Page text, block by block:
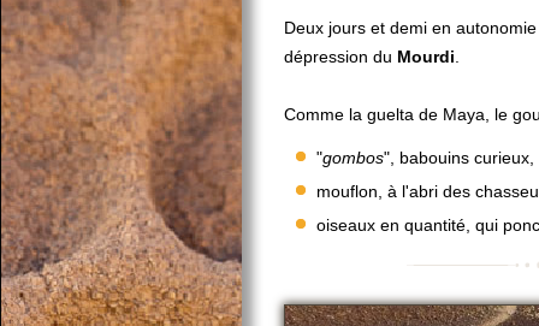
Deux jours et demi en
dépression du Mourdi
Comme la guelta de Maya, le
"gombos", babouins
mouflon, à l'abri des
oiseaux en quantité, qui